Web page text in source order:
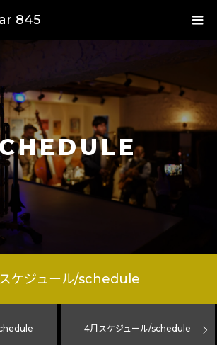
845
ケジュール/schedule
4月スケジュール/schedule